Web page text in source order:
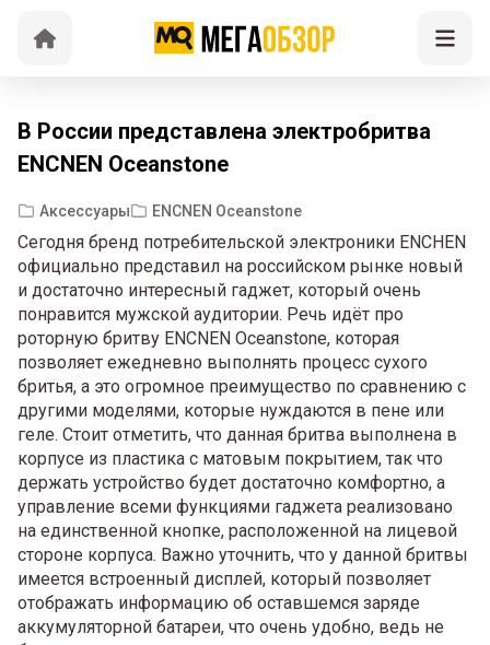
В России представлена электробритва
ENCNEN Oceanstone
Аксессуары ENCNEN Oceanstone
Сегодня бренд потребительской электроники ENCHEN
официально представил на российском рынке новый
и достаточно интересный гаджет, который очень
понравится мужской аудитории. Речь идёт про
роторную бритву ENCNEN Oceanstone, которая
позволяет ежедневно выполнять процесс сухого
бритья, а это огромное преимущество по сравнению с
другими моделями, которые нуждаются в пене или
геле. Стоит отметить, что данная бритва выполнена в
корпусе из пластика с матовым покрытием, так что
держать устройство будет достаточно комфортно, а
управление всеми функциями гаджета реализовано
на единственной кнопке, расположенной на лицевой
стороне корпуса. Важно уточнить, что у данной бритвы
имеется встроенный дисплей, который позволяет
отображать информацию об оставшемся заряде
аккумуляторной батареи, что очень удобно, ведь не